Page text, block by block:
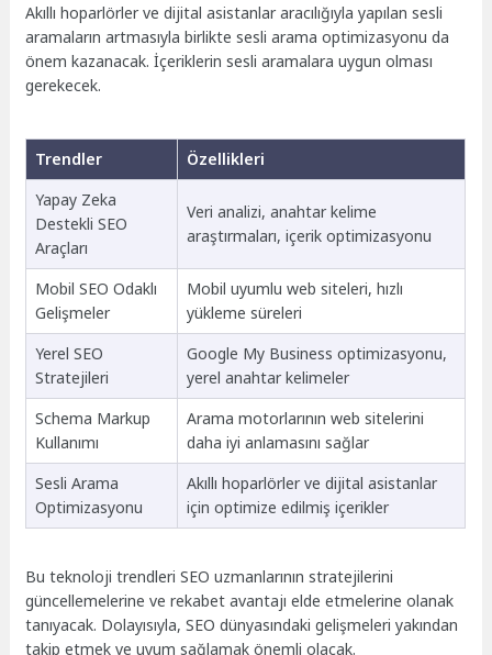
Akıllı hoparlörler ve dijital asistanlar aracılığıyla yapılan sesli
aramaların artmasıyla birlikte sesli arama optimizasyonu da
önem kazanacak. İçeriklerin sesli aramalara uygun olması
gerekecek.
Trendler
Özellikleri
Yapay Zeka
Destekli SEO
Araçları
Veri analizi, anahtar kelime
araştırmaları, içerik optimizasyonu
Mobil SEO Odaklı
Gelişmeler
Mobil uyumlu web siteleri, hızlı
yükleme süreleri
Yerel SEO
Stratejileri
Google My Business optimizasyonu,
yerel anahtar kelimeler
Schema Markup
Kullanımı
Arama motorlarının web sitelerini
daha iyi anlamasını sağlar
Sesli Arama
Optimizasyonu
Akıllı hoparlörler ve dijital asistanlar
için optimize edilmiş içerikler
Bu teknoloji trendleri SEO uzmanlarının stratejilerini
güncellemelerine ve rekabet avantajı elde etmelerine olanak
tanıyacak. Dolayısıyla, SEO dünyasındaki gelişmeleri yakından
takip etmek ve uyum sağlamak önemli olacak.